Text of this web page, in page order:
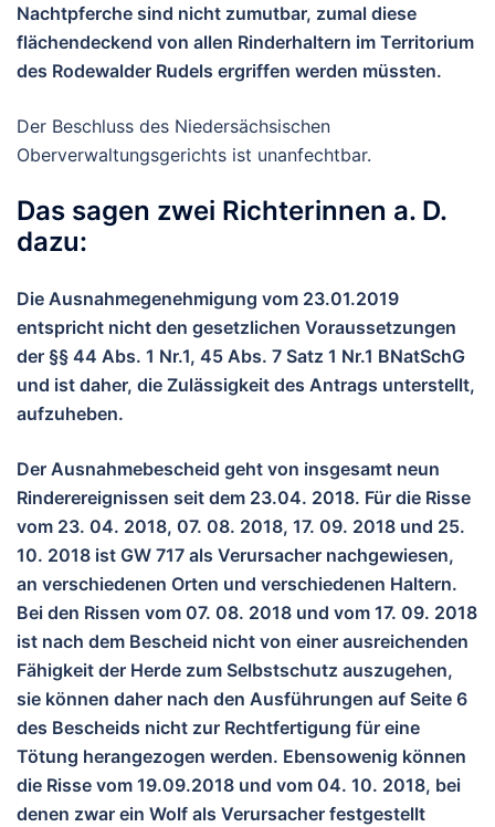
Nachtpferche sind nicht zumutbar, zumal diese
flächendeckend von allen Rinderhaltern im Territorium
des Rodewalder Rudels ergriffen werden müssten.
Der Beschluss des Niedersächsischen
Oberverwaltungsgerichts ist unanfechtbar.
Das sagen zwei Richterinnen a. D.
dazu:
Die Ausnahmegenehmigung vom 23.01.2019
entspricht nicht den gesetzlichen Voraussetzungen
der §§ 44 Abs. 1 Nr.1, 45 Abs. 7 Satz 1 Nr.1 BNatSchG
und ist daher, die Zulässigkeit des Antrags unterstellt,
aufzuheben.
Der Ausnahmebescheid geht von insgesamt neun
Rinderereignissen seit dem 23.04. 2018. Für die Risse
vom 23. 04. 2018, 07. 08. 2018, 17. 09. 2018 und 25.
10. 2018 ist GW 717 als Verursacher nachgewiesen,
an verschiedenen Orten und verschiedenen Haltern.
Bei den Rissen vom 07. 08. 2018 und vom 17. 09. 2018
ist nach dem Bescheid nicht von einer ausreichenden
Fähigkeit der Herde zum Selbstschutz auszugehen,
sie können daher nach den Ausführungen auf Seite 6
des Bescheids nicht zur Rechtfertigung für eine
Tötung herangezogen werden. Ebensowenig können
die Risse vom 19.09.2018 und vom 04. 10. 2018, bei
denen zwar ein Wolf als Verursacher festgestellt